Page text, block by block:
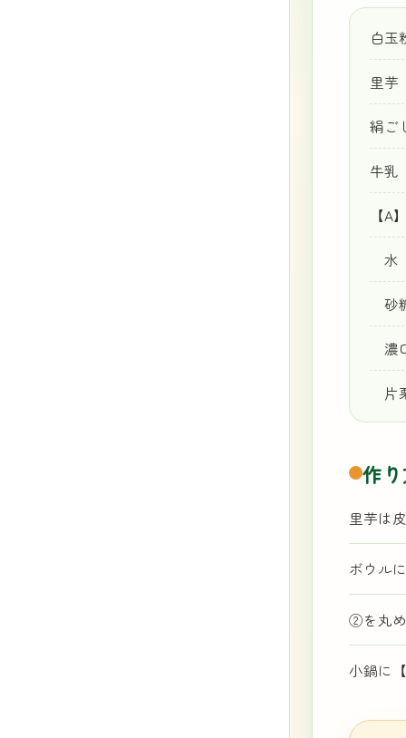
白
里
絹
牛
【A
濃
作
里芋は
ボウル
②を丸め
小鍋に